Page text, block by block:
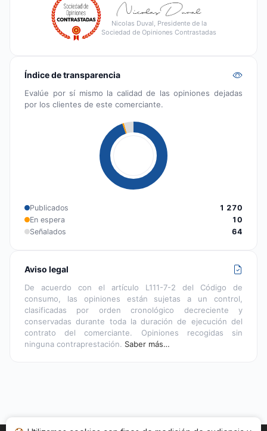
Nicolas Duval, Presidente de la
Sociedad de Opiniones Contrastadas
Índice de transparencia
Evalúe por sí mismo la calidad de las opiniones dejadas
por los clientes de este comerciante.
Publicados
1 270
En espera
10
Señalados
64
Aviso legal
De acuerdo con el artículo L111-7-2 del Código de
consumo, las opiniones están sujetas a un control,
clasificadas por orden cronológico decreciente y
conservadas durante toda la duración de ejecución del
contrato del comerciante. Opiniones recogidas sin
ninguna contraprestación. Saber más…